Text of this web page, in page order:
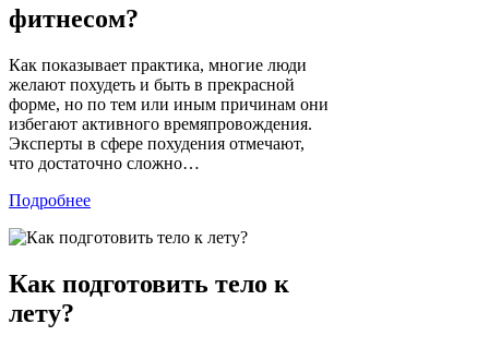
фитнесом?
Как показывает практика, многие люди
желают похудеть и быть в прекрасной
форме, но по тем или иным причинам они
избегают активного времяпровождения.
Эксперты в сфере похудения отмечают,
что достаточно сложно…
Подробнее
Как подготовить тело к
лету?